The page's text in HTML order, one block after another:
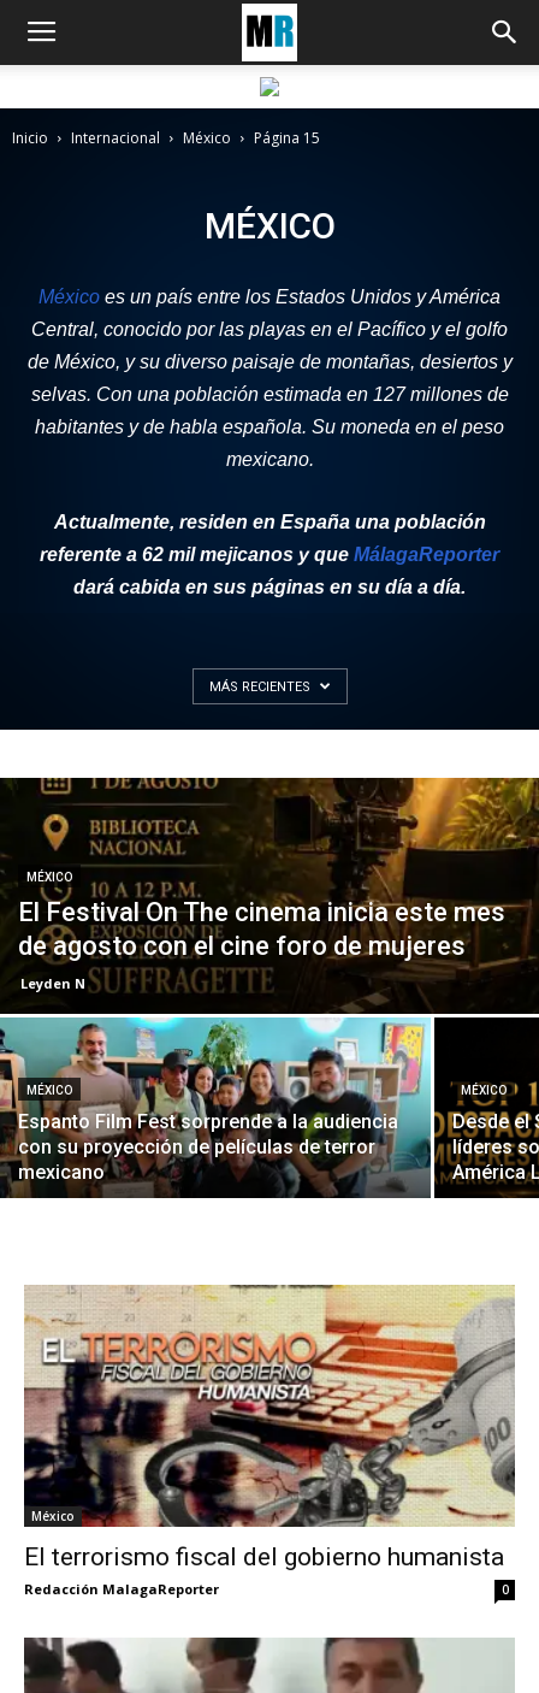
Inicio Internacional México Página 15
MÉXICO
México es un país entre los Estados Unidos y América
Central, conocido por las playas en el Pacífico y el golfo
de México, y su diverso paisaje de montañas, desiertos y
selvas. Con una población estimada en 127 millones de
habitantes y de habla española. Su moneda en el peso
mexicano.
Actualmente, residen en España una población
referente a 62 mil mejicanos y que MálagaReporter
dará cabida en sus páginas en su día a día.
MÁS RECIENTES
MÉXICO
El Festival On The cinema inicia este mes
de agosto con el cine foro de mujeres
Leyden N
MÉXICO
Espanto Film Fest sorprende a la audiencia
con su proyección de películas de terror
mexicano
MÉXICO
Desde el
líderes
América
México
El terrorismo fiscal del gobierno humanista
Redacción MalagaReporter 0